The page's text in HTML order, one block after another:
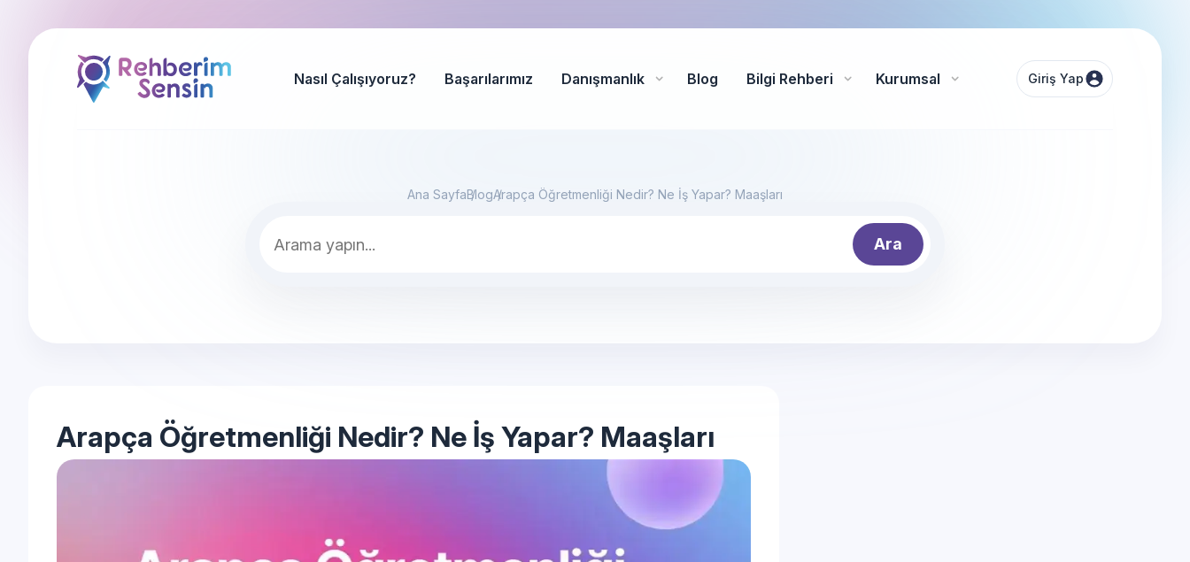
Nasıl Çalışıyoruz? Başarılarımız Danışmanlık Blog Bilgi Rehberi Kurumsal Giriş Yap
Ana SayfaBlogArapça Öğretmenliği Nedir? Ne İş Yapar? Maaşları
Ara
Arapça Öğretmenliği Nedir? Ne İş Yapar? Maaşları